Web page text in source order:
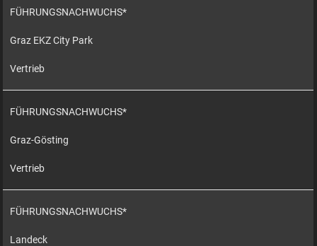
FÜHRUNGSNACHWUCHS*
Graz EKZ City Park
Vertrieb
FÜHRUNGSNACHWUCHS*
Graz-Gösting
Vertrieb
FÜHRUNGSNACHWUCHS*
Landeck